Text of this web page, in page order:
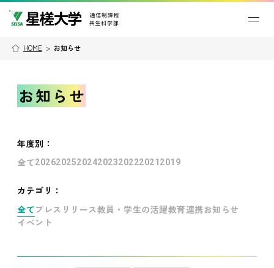
HOME > お知らせ
お知らせ
年度別 ：
全て202620252024202320222021 2019
カテゴリ：
全て プレスリリース教員・学生の活躍教育連携お知らせ
イベント